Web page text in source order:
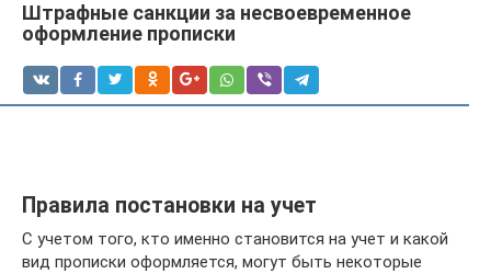
Штрафные санкции за несвоевременное
оформление прописки
Правила постановки на учет
С учетом того, кто именно становится на учет и какой
вид прописки оформляется, могут быть некоторые